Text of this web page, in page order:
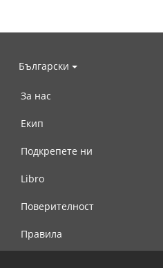
Български
За нас
Екип
Подкрепете ни
Libro
Поверителност
Правила